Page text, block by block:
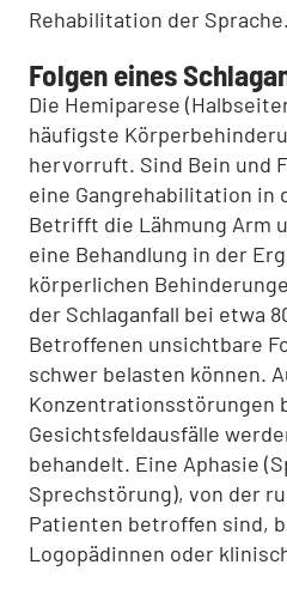
Rehabilitation der Sprache.
Folgen eines
Die Hemiparese
häufigste
hervorruft. Sind Bein und
eine Gangrehabilitation in
Betrifft die Lähmung Arm
eine Behandlung in der
körperlichen
der Schlaganfall bei etwa
Betroffenen unsichtbare
schwer belasten können.
Konzentrationsstörungen
Gesichtsfeldausfälle
behandelt. Eine Aphasie
Sprechstörung), von der
Patienten betroffen sind,
Logopädinnen oder